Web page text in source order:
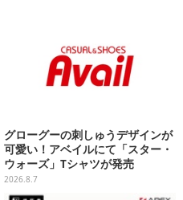
グローグーの刺しゅうデザインが
可愛い！アベイルにて「スター・
ウォーズ」Tシャツが発売
2026.8.7